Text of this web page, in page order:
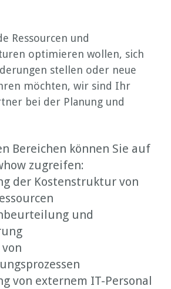
Ressourcen und
optimieren wollen, sich
stellen oder neue
möchten, wir sind Ihr
bei der Planung und
Bereichen können Sie auf
zugreifen:
der Kostenstruktur von
und
von externem IT-Personal